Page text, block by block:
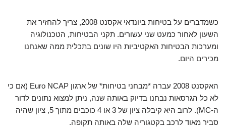
כשמדברים על בטיחות ביונדאי אקסנט 2008, צריך להחזיר את
השעון לאחור כמעט שני עשורים. תקני הבטיחות, הטכנולוגיה
ומערכות הבטיחות האקטיביות היו שונים בתכלית ממה שאנחנו
מכירים היום.
האקסנט 2008 עברה *מבחני בטיחות* של ארגון Euro NCAP (אם כי
לא כל הגרסאות נבחנו בדיוק באותה שנה, ניתן למצוא נתונים לדור
ה-MC). לרוב היא קיבלה ציון של 3 או 4 כוכבים מתוך 5, ציון שהיה
סביר מאוד לרכב בקטגוריה שלה באותה תקופה.